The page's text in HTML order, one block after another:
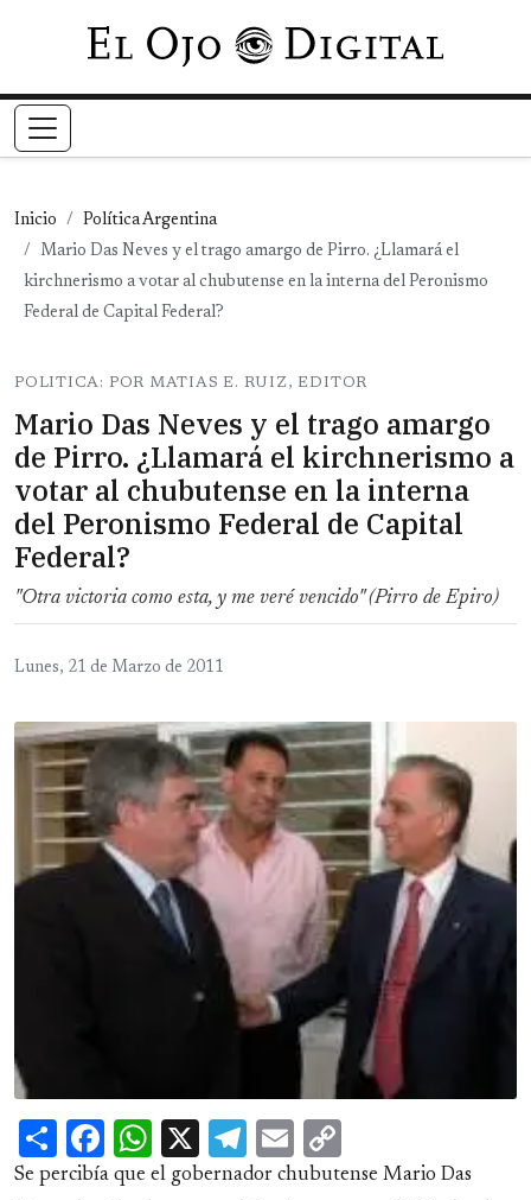
Pasar al contenido principal
Inicio
Política Argentina
Mario Das Neves y el trago amargo de Pirro. ¿Llamará el
kirchnerismo a votar al chubutense en la interna del Peronismo
Federal de Capital Federal?
POLITICA: POR MATIAS E. RUIZ, EDITOR
Mario Das Neves y el trago amargo
de Pirro. ¿Llamará el kirchnerismo a
votar al chubutense en la interna
del Peronismo Federal de Capital
Federal?
"Otra victoria como esta, y me veré vencido" (Pirro de Epiro)
Lunes, 21 de Marzo de 2011
ShareFacebook
WhatsApp
X Telegram
Email
Link
Se percibía que el gobernador chubutense Mario Das